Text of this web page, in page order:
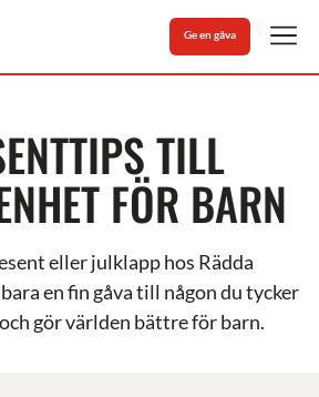
Ge en gåva
TILL
FÖR BARN
eller julklapp hos Rädda
en fin gåva till någon du tycker
gör världen bättre för barn.